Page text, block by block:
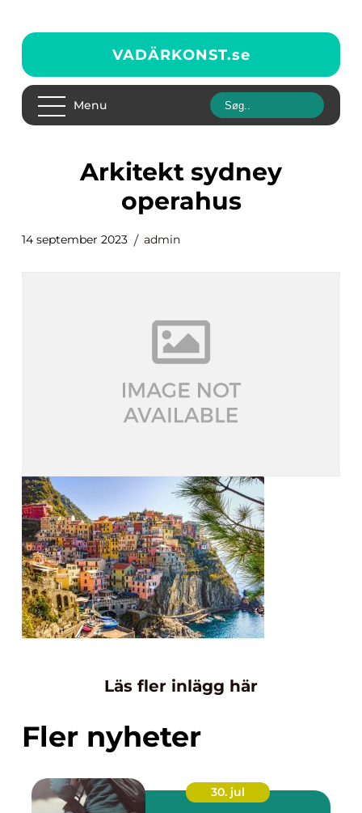
VADÄRKONST.se
Menu
arkitekt sydney
operahus
14 september 2023 admin
Läs fler inlägg här
Fler nyheter
30. jul